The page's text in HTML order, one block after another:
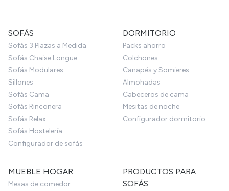
SOFÁS
Sofás 3 Plazas a Medida
Sofás Chaise Longue
Sofás Modulares
Sillones
Sofás Cama
Sofás Rinconera
Sofás Relax
Sofás Hostelería
Configurador de sofás
DORMITORIO
Packs ahorro
Colchones
Canapés y Somieres
Almohadas
Cabeceros de cama
Mesitas de noche
Configurador dormitorio
MUEBLE HOGAR
Mesas de comedor
PRODUCTOS PARA
SOFÁS